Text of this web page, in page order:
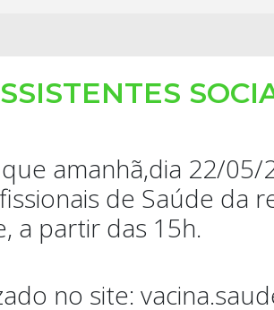
amanhã,dia 22/05/
de Saúde da
a partir das 15h.
no site: